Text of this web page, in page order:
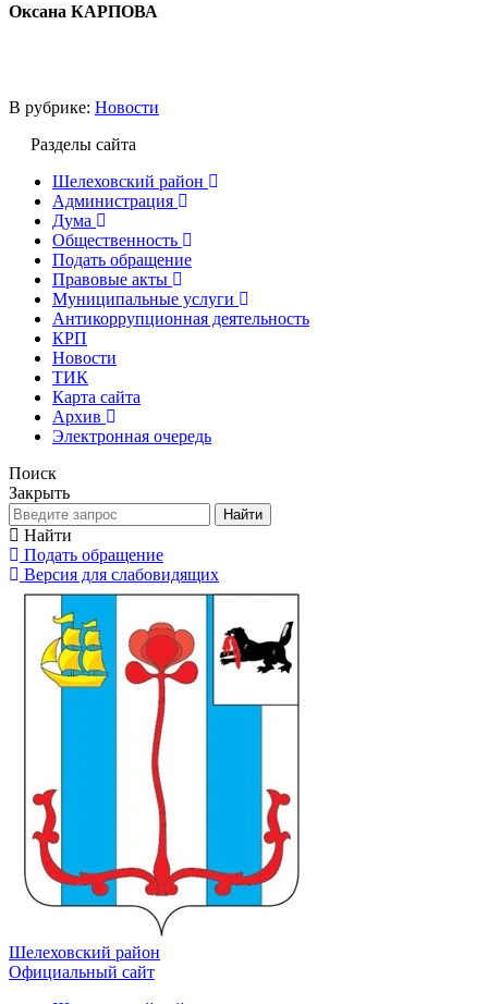
Оксана КАРПОВА
В рубрике: Новости
Разделы сайта
Шелеховский район
Администрация
Дума
Общественность
Подать обращение
Правовые акты
Муниципальные услуги
Антикоррупционная деятельность
КРП
Новости
ТИК
Карта сайта
Архив
Электронная очередь
Поиск
Закрыть
Найти
Найти
Подать обращение
Версия для слабовидящих
Шелеховский район
Официальный сайт